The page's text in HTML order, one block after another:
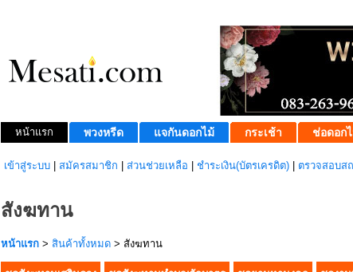
หน้าแรก พวงหรีด แจกันดอกไม้ กระเช้า ช่อดอก
เข้าสู่ระบบ สมัครสมาชิก ส่วนช่วยเหลือ ชำระเงิน(บัตรเครดิต) ตรวจสอบส
สังฆทาน
หน้าแรก > สินค้าทั้งหมด > สังฆทาน